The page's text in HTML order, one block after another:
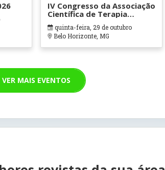
IV Congresso da Associação
Científica de Terapia
Ocupacional em Contextos
Hospitalares e Cuidados
Paliativos - ATOHOSP
quinta-feira, 29 de outubro
Belo Horizonte, MG
VER MAIS EVENTOS